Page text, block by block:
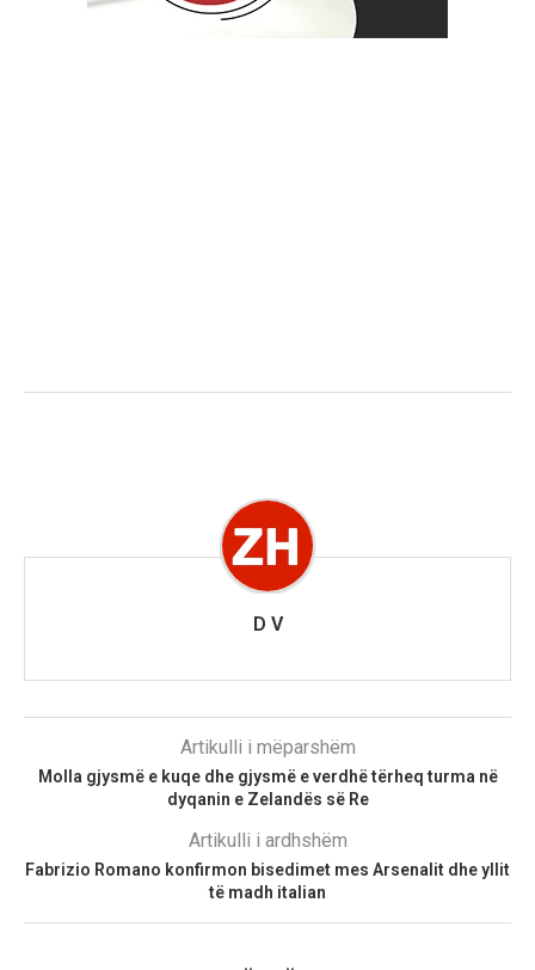
D V
Artikulli i mëparshëm
Molla gjysmë e kuqe dhe gjysmë e verdhë tërheq turma në
dyqanin e Zelandës së Re
Artikulli i ardhshëm
Fabrizio Romano konfirmon bisedimet mes Arsenalit dhe yllit
të madh italian